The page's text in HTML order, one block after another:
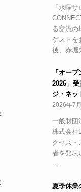
「水曜
る交流の
ゲストを
後、赤
「オー
2026」
ジ・ネッ
2026年7
一般財団
株式会社
クセス・
者を発
夏季休業